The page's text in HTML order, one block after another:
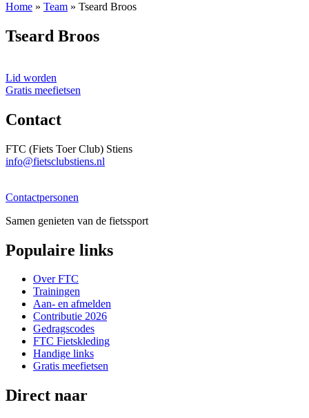
Home » Team » Tseard Broos
Tseard Broos
Lid worden
Gratis meefietsen
Contact
FTC (Fiets Toer Club) Stiens
info@fietsclubstiens.nl
Contactpersonen
Samen genieten van de fietssport
Populaire links
Over FTC
Trainingen
Aan- en afmelden
Contributie 2026
Gedragscodes
FTC Fietskleding
Handige links
Gratis meefietsen
Direct naar